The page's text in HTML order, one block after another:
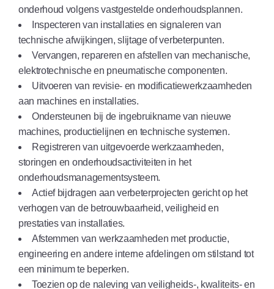
onderhoud volgens vastgestelde onderhoudsplannen.
Inspecteren van installaties en signaleren van
technische afwijkingen, slijtage of verbeterpunten.
Vervangen, repareren en afstellen van mechanische,
elektrotechnische en pneumatische componenten.
Uitvoeren van revisie- en modificatiewerkzaamheden
aan machines en installaties.
Ondersteunen bij de ingebruikname van nieuwe
machines, productielijnen en technische systemen.
Registreren van uitgevoerde werkzaamheden,
storingen en onderhoudsactiviteiten in het
onderhoudsmanagementsysteem.
Actief bijdragen aan verbeterprojecten gericht op het
verhogen van de betrouwbaarheid, veiligheid en
prestaties van installaties.
Afstemmen van werkzaamheden met productie,
engineering en andere interne afdelingen om stilstand tot
een minimum te beperken.
Toezien op de naleving van veiligheids-, kwaliteits- en